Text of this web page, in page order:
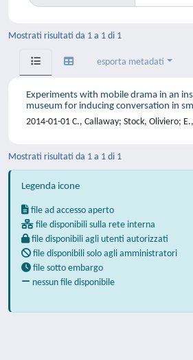
Mostrati risultati da 1 a 1 di 1
esporta metadati
Experiments with mobile drama in an
museum for inducing conversation in
2014-01-01 C., Callaway; Stock, Oliviero;
Mostrati risultati da 1 a 1 di 1
Legenda icone
file ad accesso aperto
file disponibili sulla rete interna
file disponibili agli utenti autorizzati
file disponibili solo agli amministratori
file sotto embargo
nessun file disponibile